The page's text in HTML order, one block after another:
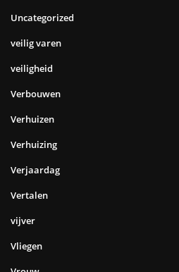
Uncategorized
veilig varen
veiligheid
Verbouwen
Verhuizen
Verhuizing
Verjaardag
Vertalen
vijver
Vliegen